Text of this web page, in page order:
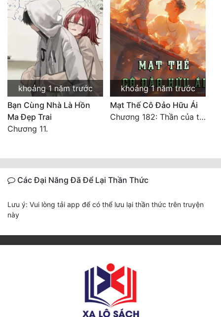
khoảng 1 năm trước
Bạn Cùng Nhà Là Hồn
Ma Đẹp Trai
Chương 11.
khoảng 1 năm trước
Mạt Thế Cô Đảo Hữu Ái
Chương 182: Thần của tương lai (hoàn)
Các Đại Năng Đã Để Lại Thần Thức
Lưu ý: Vui lòng tải app để có thể lưu lại thần thức trên truyện
này